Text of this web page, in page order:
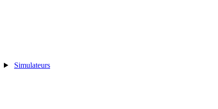
Simulateurs